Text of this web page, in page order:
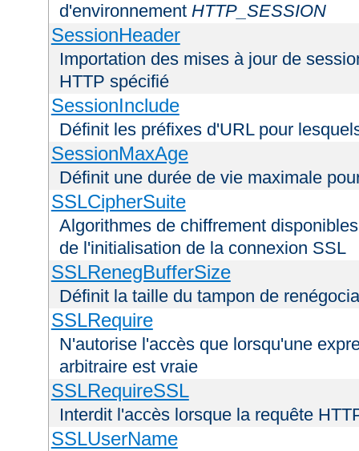
d'environnement HTTP_SESSION
SessionHeader
Importation des mises à jour de
HTTP spécifié
SessionInclude
Définit les préfixes d'URL pour
SessionMaxAge
Définit une durée de vie maximale
SSLCipherSuite
Algorithmes de chiffrement
de l'initialisation de la connexion SSL
SSLRenegBufferSize
Définit la taille du tampon de
SSLRequire
N'autorise l'accès que lorsqu'une
arbitraire est vraie
SSLRequireSSL
Interdit l'accès lorsque la requête
SSLUserName